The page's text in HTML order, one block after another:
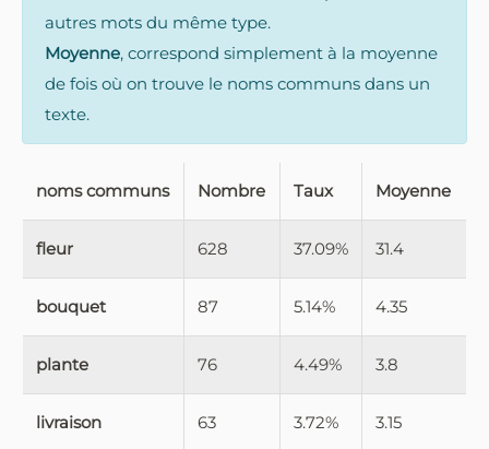
autres mots du même type.
Moyenne, correspond simplement à la moyenne
de fois où on trouve le noms communs dans un
texte.
noms communs Nombre Taux Moyenne
fleur 628 37.09% 31.4
bouquet 87 5.14% 4.35
plante 76 4.49% 3.8
livraison 63 3.72% 3.15